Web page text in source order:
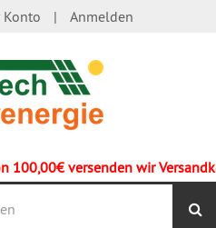
Konto Anmelden
versenden wir